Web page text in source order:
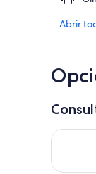
Abrir